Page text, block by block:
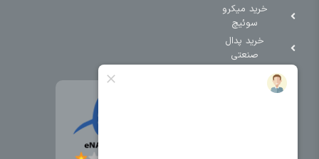
خرید میکرو
سوئیچ
خرید پدال
صنعتی